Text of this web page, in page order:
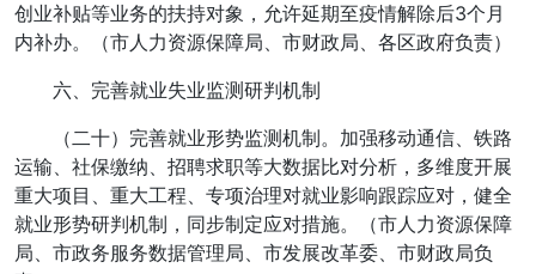
创业补贴等业务的扶持对象，允许延期至疫情解除后3个月
内补办。（市人力资源保障局、市财政局、各区政府负责）
六、完善就业失业监测研判机制
（二十）完善就业形势监测机制。加强移动通信、铁路
运输、社保缴纳、招聘求职等大数据比对分析，多维度开展
重大项目、重大工程、专项治理对就业影响跟踪应对，健全
就业形势研判机制，同步制定应对措施。（市人力资源保障
局、市政务服务数据管理局、市发展改革委、市财政局负